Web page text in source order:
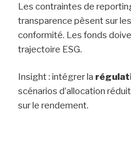
Les contraintes de
transparence pèsent sur
conformité. Les fonds
trajectoire ESG.
Insight : intégrer la
scénarios d’allocation
sur le rendement.